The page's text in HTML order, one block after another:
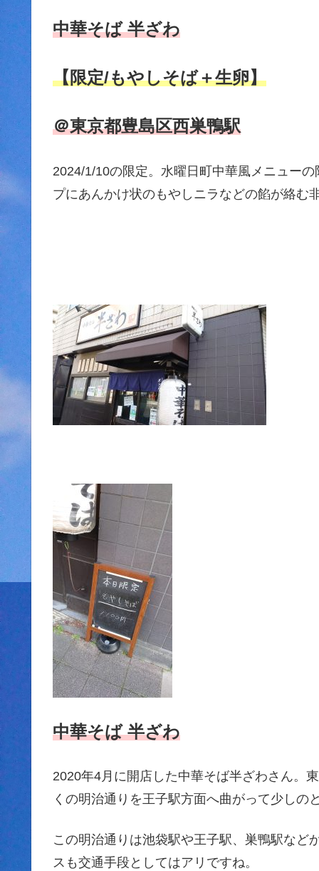
中華そば 半ざわ
【限定/もやしそば＋生卵】
＠東京都豊島区西巣鴨駅
2024/1/10の限定。水曜日町中華風メニュー
プにあんかけ状のもやしニラなどの餡が絡む
中華そば 半ざわ
2020年4月に開店した中華そば半ざわさん。
くの明治通りを王子駅方面へ曲がって少しの
この明治通りは池袋駅や王子駅、巣鴨駅など
スも交通手段としてはアリですね。